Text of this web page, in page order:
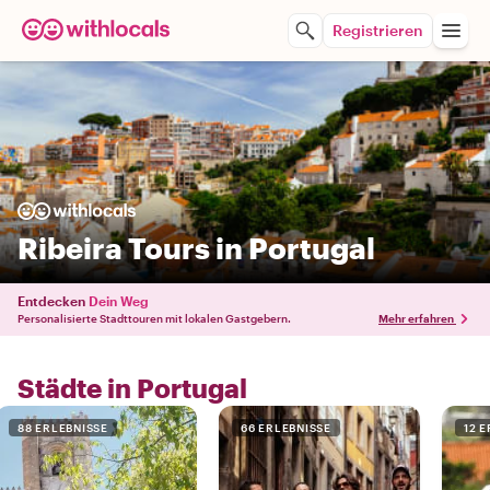
Registrieren
Ribeira Tours in Portugal
Entdecken Dein Weg
Personalisierte Stadttouren mit lokalen Gastgebern. Mehr erfahren
Städte in Portugal
88 ERLEBNISSE 66 ERLEBNISSE 12